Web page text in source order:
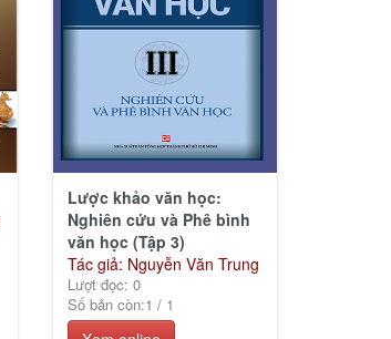
Lược khảo văn học:
Nghiên cứu và Phê bình
văn học (Tập 3)
Tác giả: Nguyễn Văn Trung
Lượt đọc: 0
Số bản còn:1 /1